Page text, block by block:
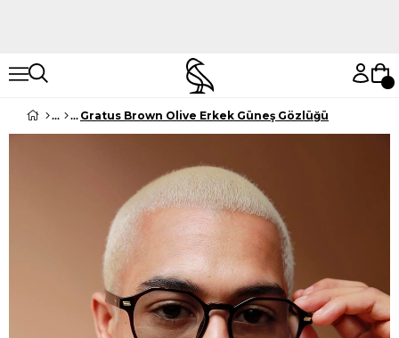
Gratus Brown Olive Erkek Güneş Gözlüğü